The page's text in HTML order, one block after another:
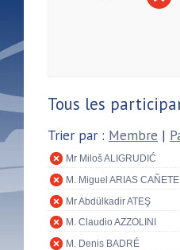
Tous les
Trier par : Membre |
Mr Miloš ALIGRUDIĆ
M. Miguel ARIAS CAÑETE
Mr Abdülkadir ATEŞ
M. Claudio AZZOLINI
M. Denis BADRÉ